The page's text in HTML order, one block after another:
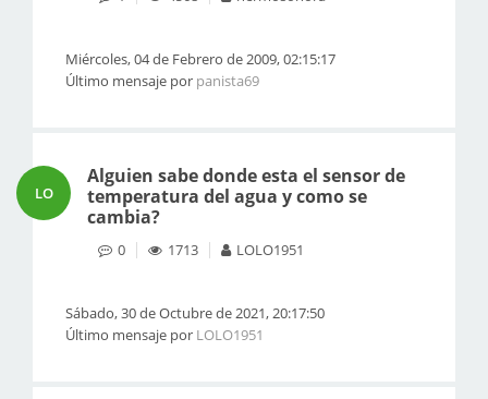
Miércoles, 04 de Febrero de 2009, 02:15:17
Último mensaje por panista69
LO
Alguien sabe donde esta el sensor de
temperatura del agua y como se
cambia?
0 1713 LOLO1951
Sábado, 30 de Octubre de 2021, 20:17:50
Último mensaje por LOLO1951